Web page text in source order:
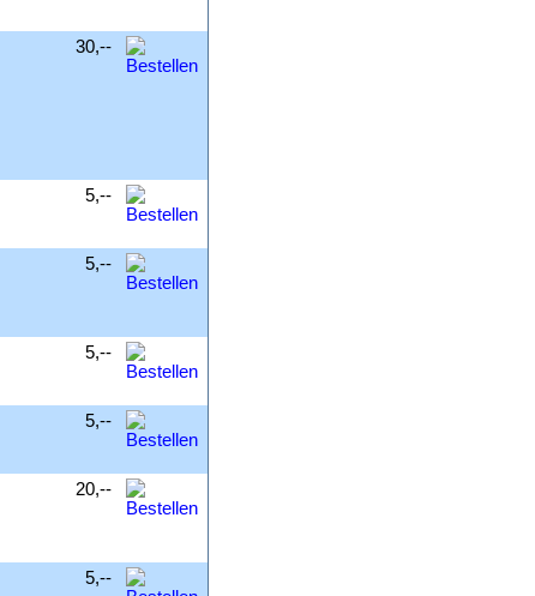
30,--
5,--
5,--
5,--
5,--
20,--
5,--